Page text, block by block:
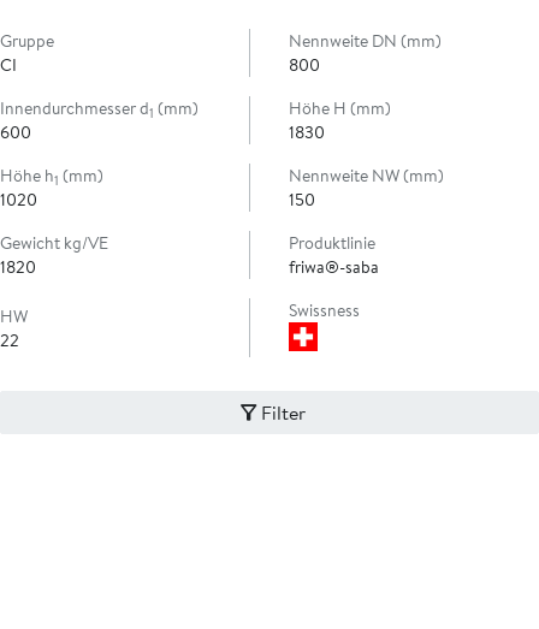
Gruppe
CI
Nennweite DN (mm)
800
Innendurchmesser d1 (mm)
600
Höhe H (mm)
1830
Höhe h1 (mm)
1020
Nennweite NW (mm)
150
Gewicht kg/VE
1820
Produktlinie
friwa®-saba
HW
22
Swissness
Filter